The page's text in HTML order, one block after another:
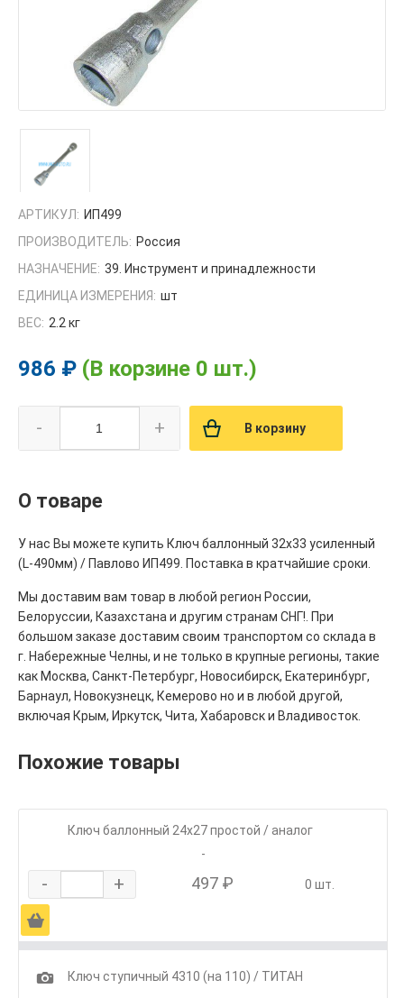
АРТИКУЛ: ИП499
ПРОИЗВОДИТЕЛЬ: Россия
НАЗНАЧЕНИЕ: 39. Инструмент и принадлежности
ЕДИНИЦА ИЗМЕРЕНИЯ: шт
ВЕС: 2.2 кг
986 ₽ (В корзине 0 шт.)
- + В корзину
О товаре
У нас Вы можете купить Ключ баллонный 32х33 усиленный
(L-490мм) / Павлово ИП499. Поставка в кратчайшие сроки.
Мы доставим вам товар в любой регион России,
Белоруссии, Казахстана и другим странам СНГ!. При
большом заказе доставим своим транспортом со склада в
г. Набережные Челны, и не только в крупные регионы, такие
как Москва, Санкт-Петербург, Новосибирск, Екатеринбург,
Барнаул, Новокузнецк, Кемерово но и в любой другой,
включая Крым, Иркутск, Чита, Хабаровск и Владивосток.
Похожие товары
Ключ баллонный 24х27 простой / аналог
-
- + 497 ₽ 0 шт.
Ä
1
Ключ ступичный 4310 (на 110) / ТИТАН